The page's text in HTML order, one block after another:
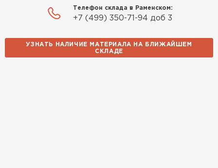
Телефон склада в Раменском:
+7 (499) 350-71-94 доб 3
УЗНАТЬ НАЛИЧИЕ МАТЕРИАЛА НА БЛИЖАЙШЕМ
СКЛАДЕ